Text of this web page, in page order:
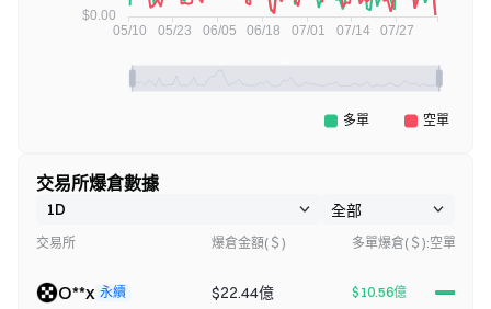
交易所爆倉數據
交易所 爆倉金額(＄) 多單爆倉(＄):空單爆倉(
O**x 永續 $22.44億 $10.56億